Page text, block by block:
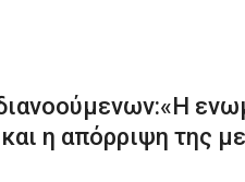
η απόρριψη της